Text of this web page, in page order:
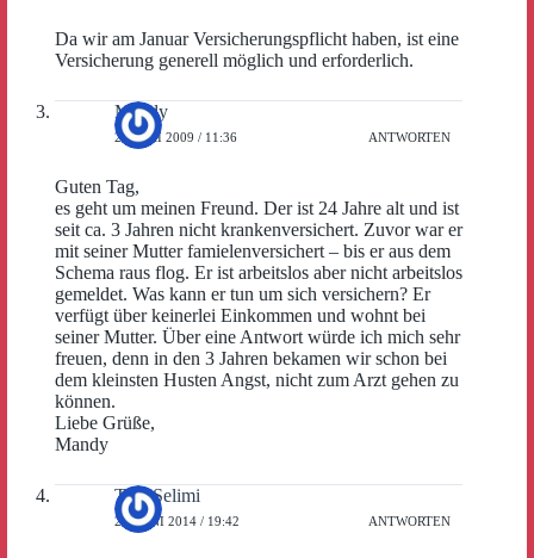
Da wir am Januar Versicherungspflicht haben, ist eine
Versicherung generell möglich und erforderlich.
Mandy
27. MAI 2009 / 11:36 ANTWORTEN
Guten Tag,
es geht um meinen Freund. Der ist 24 Jahre alt und ist
seit ca. 3 Jahren nicht krankenversichert. Zuvor war er
mit seiner Mutter famielenversichert – bis er aus dem
Schema raus flog. Er ist arbeitslos aber nicht arbeitslos
gemeldet. Was kann er tun um sich versichern? Er
verfügt über keinerlei Einkommen und wohnt bei
seiner Mutter. Über eine Antwort würde ich mich sehr
freuen, denn in den 3 Jahren bekamen wir schon bei
dem kleinsten Husten Angst, nicht zum Arzt gehen zu
können.
Liebe Grüße,
Mandy
Tina Selimi
28. JUNI 2014 / 19:42 ANTWORTEN